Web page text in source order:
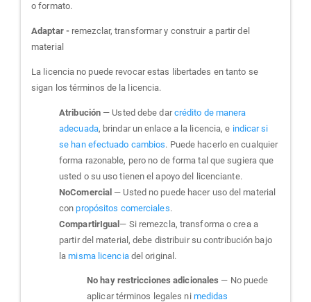
o formato.
Adaptar -remezclar, transformar y construir a partir del
material
La licencia no puede revocar estas libertades en tanto se
sigan los términos de la licencia.
Atribución — Usted debe darcrédito de manera
adecuada, brindar un enlace a la licencia, e indicar si
se han efectuado cambios. Puede hacerlo en cualquier
forma razonable, pero no de forma tal que sugiera que
usted o su uso tienen el apoyo del licenciante.
NoComercial — Usted no puede hacer uso del material
conpropósitos comerciales.
CompartirIgual — Si remezcla, transforma o crea a
partir del material, debe distribuir su contribución bajo
lamisma licenciadel original.
No hay restricciones adicionales — No puede
aplicar términos legales ni medidas